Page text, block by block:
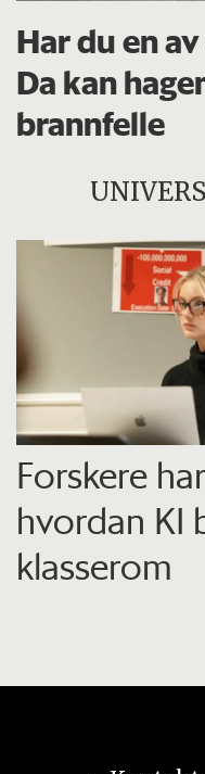
Har du en
Da kan
brannfelle
Forskere
hvordan KI
klasserom